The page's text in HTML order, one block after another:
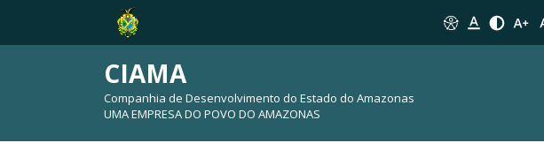
CIAMA
Companhia de Desenvolvimento do Estado do Amazonas
UMA EMPRESA DO POVO DO AMAZONAS